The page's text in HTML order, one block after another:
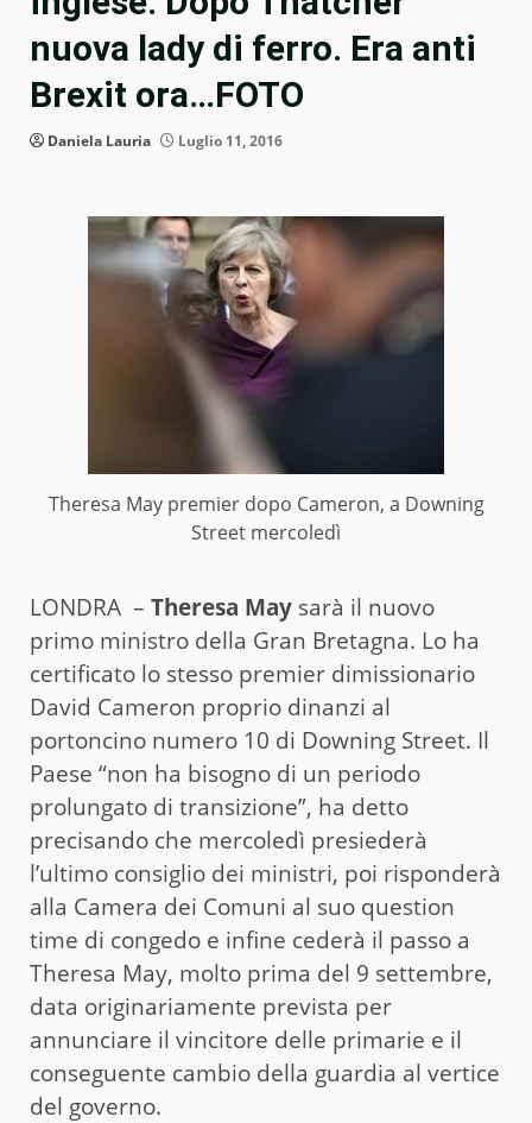
nuova lady di ferro. Era anti
Brexit ora…FOTO
Daniela Lauria Luglio 11, 2016
Theresa May premier dopo Cameron, a Downing
Street mercoledì
LONDRA – Theresa May sarà il nuovo
primo ministro della Gran Bretagna. Lo ha
certificato lo stesso premier dimissionario
David Cameron proprio dinanzi al
portoncino numero 10 di Downing Street. Il
Paese “non ha bisogno di un periodo
prolungato di transizione”, ha detto
precisando che mercoledì presiederà
l’ultimo consiglio dei ministri, poi risponderà
alla Camera dei Comuni al suo question
time di congedo e infine cederà il passo a
Theresa May, molto prima del 9 settembre,
data originariamente prevista per
annunciare il vincitore delle primarie e il
conseguente cambio della guardia al vertice
del governo.